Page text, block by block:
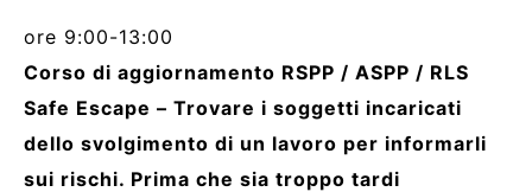
ore 9:00-13:00
Corso di aggiornamento RSPP / ASPP / RLS
Safe Escape – Trovare i soggetti incaricati
dello svolgimento di un lavoro per informarli
sui rischi. Prima che sia troppo tardi